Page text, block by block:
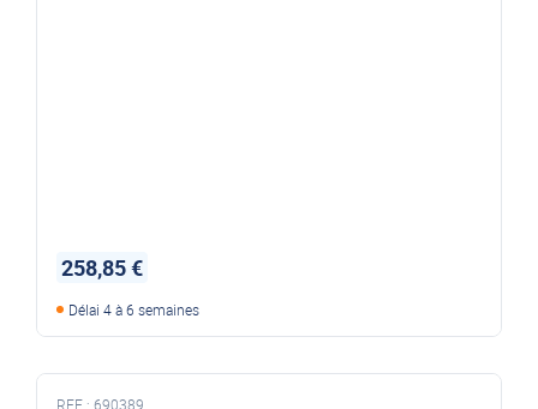
258,85 €
Délai 4 à 6 semaines
REF : 690389